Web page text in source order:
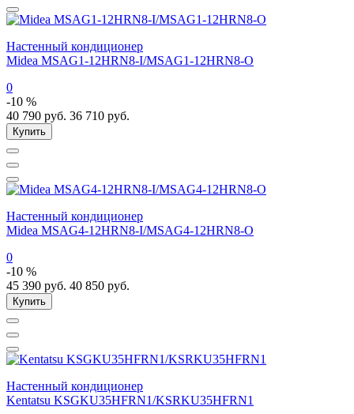
Настенный кондиционер
Midea MSAG1-12HRN8-I/MSAG1-12HRN8-O
0
-10 %
40 790 руб. 36 710 руб.
Купить
Настенный кондиционер
Midea MSAG4-12HRN8-I/MSAG4-12HRN8-O
0
-10 %
45 390 руб. 40 850 руб.
Купить
Настенный кондиционер
Kentatsu KSGKU35HFRN1/KSRKU35HFRN1